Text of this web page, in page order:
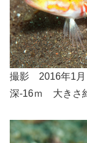
撮影 2016年1
深-16ｍ 大きさ